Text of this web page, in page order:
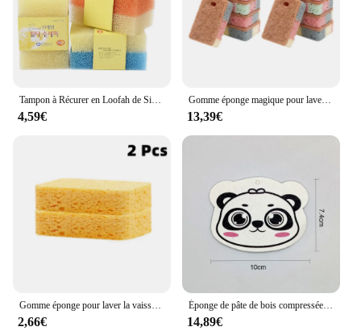
seeking to maintain a spotless environment.
Tampon à Récurer en Loofah de Simulation, Éponge à Vaisselle de Cuisine, pour Livres, (Document Aléatoire), 10 Pièces
4,59€
Gomme éponge magique pour laver la vaisselle, pâte de bois de cuisine, mélamine, table de cuisson, élimine la rouille, ustensiles de cuisine pour la maison, outils de livres
13,39€
Gomme éponge pour laver la vaisselle, pâte de bois de cuisine, mélamine, lave la vaisselle, plaque de cuisson, élimine la rouille, vaisselle, poêle, outils de nettoyage domestique
2,66€
Éponge de pâte de bois compressée de dessin animé, gadget de cuisine, fournitures de livres, éponge magique pour la vaisselle, outils HOKitchen, impression
14,89€